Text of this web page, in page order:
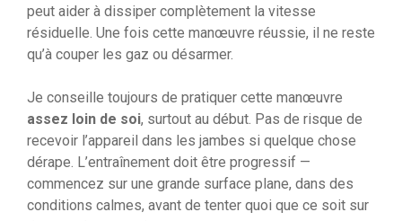
peut aider à dissiper complètement la vitesse
résiduelle. Une fois cette manœuvre réussie, il ne reste
qu’à couper les gaz ou désarmer.
Je conseille toujours de pratiquer cette manœuvre
assez loin de soi, surtout au début. Pas de risque de
recevoir l’appareil dans les jambes si quelque chose
dérape. L’entraînement doit être progressif —
commencez sur une grande surface plane, dans des
conditions calmes, avant de tenter quoi que ce soit sur